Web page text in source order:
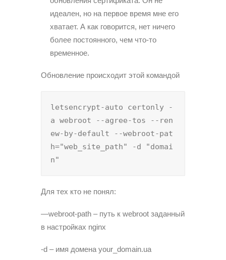
идеален, но на первое время мне его
хватает. А как говорится, нет ничего
более постоянного, чем что-то
временное.
Обновление происходит этой командой
letsencrypt-auto certonly -
a webroot --agree-tos --ren
ew-by-default --webroot-pat
h="web_site_path" -d "domai
n"
Для тех кто не понял:
—webroot-path – путь к webroot заданный
в настройках nginx
-d – имя домена your_domain.ua